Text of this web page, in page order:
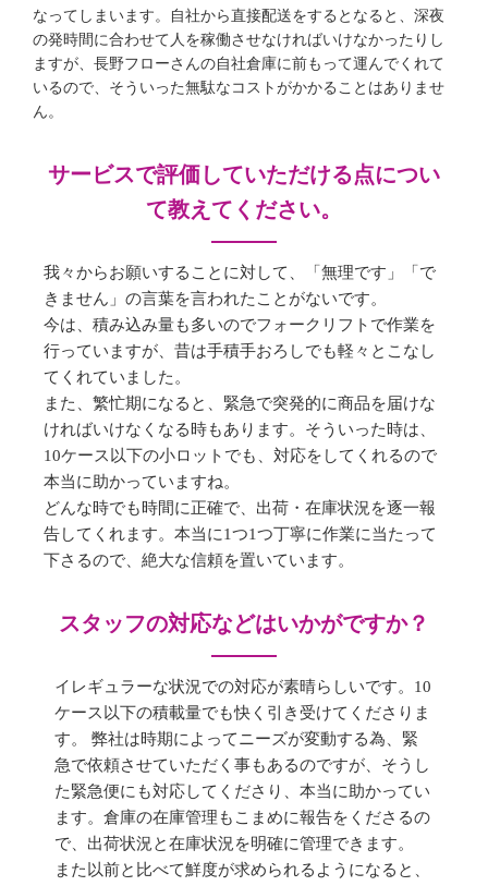
なってしまいます。自社から直接配送をするとなると、深夜
の発時間に合わせて人を稼働させなければいけなかったりし
ますが、長野フローさんの自社倉庫に前もって運んでくれて
いるので、そういった無駄なコストがかかることはありませ
ん。
サービスで評価していただける点につい
て教えてください。
我々からお願いすることに対して、「無理です」「で
きません」の言葉を言われたことがないです。
今は、積み込み量も多いのでフォークリフトで作業を
行っていますが、昔は手積手おろしでも軽々とこなし
てくれていました。
また、繁忙期になると、緊急で突発的に商品を届けな
ければいけなくなる時もあります。そういった時は、
10ケース以下の小ロットでも、対応をしてくれるので
本当に助かっていますね。
どんな時でも時間に正確で、出荷・在庫状況を逐一報
告してくれます。本当に1つ1つ丁寧に作業に当たって
下さるので、絶大な信頼を置いています。
スタッフの対応などはいかがですか？
イレギュラーな状況での対応が素晴らしいです。10
ケース以下の積載量でも快く引き受けてくださりま
す。 弊社は時期によってニーズが変動する為、緊
急で依頼させていただく事もあるのですが、そうし
た緊急便にも対応してくださり、本当に助かってい
ます。倉庫の在庫管理もこまめに報告をくださるの
で、出荷状況と在庫状況を明確に管理できます。
また以前と比べて鮮度が求められるようになると、